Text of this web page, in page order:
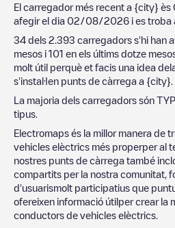
El carregador més recent a {city} ès
afegir el dia 02/08/2026 i es troba
34 dels 2.393 carregadors s'hi han
mesos i 101 en els últims dotze
molt útil perquè et facis una idea
s'instal·len punts de càrrega a {city}
La majoria dels carregadors són
tipus.
Electromaps és la millor manera de
vehicles elèctrics més properper al
nostres punts de càrrega també
compartits per la nostra comunitat,
d'usuarismolt participatius que
ofereixen informació útilper crear la
conductors de vehicles elèctrics.